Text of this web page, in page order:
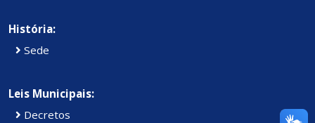
História:
Sede
Leis Municipais:
Decretos